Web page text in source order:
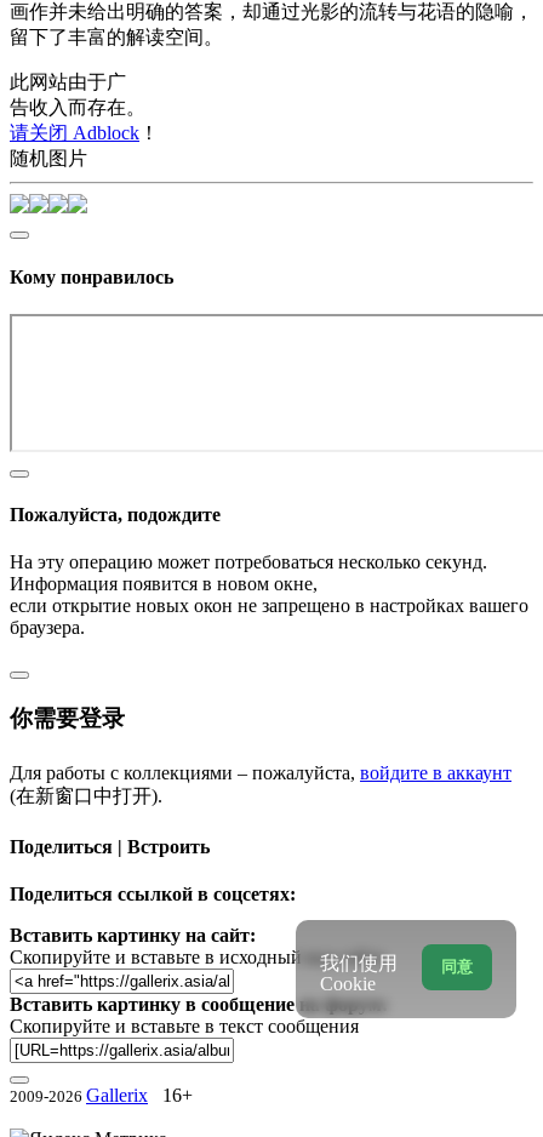
画作并未给出明确的答案，却通过光影的流转与花语的隐喻，
留下了丰富的解读空间。
此网站由于广
告收入而存在。
请关闭 Adblock ！
随机图片
Кому понравилось
Пожалуйста, подождите
На эту операцию может потребоваться несколько секунд.
Информация появится в новом окне,
если открытие новых окон не запрещено в настройках вашего
браузера.
你需要登录
Для работы с коллекциями – пожалуйста, войдите в аккаунт
(在新窗口中打开).
Поделиться | Встроить
Поделиться ссылкой в соцсетях:
Вставить картинку на сайт:
Скопируйте и вставьте в исходный код сайта
Вставить картинку в сообщение на форум:
Скопируйте и вставьте в текст сообщения
2009-2026 Gallerix 16+
同意
我们使用
Cookie